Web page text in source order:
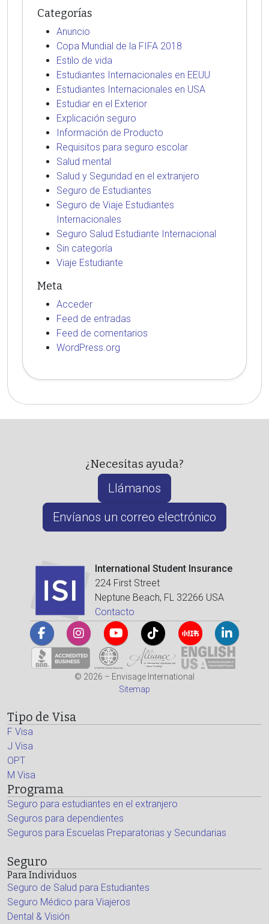
Categorías
Anuncio
Copa Mundial de la FIFA 2018
Estilo de vida
Estudiantes Internacionales en EEUU
Estudiantes Internacionales en USA
Estudiar en el Exterior
Explicación seguro
Información de Producto
Requisitos para seguro escolar
Salud mental
Salud y Seguridad en el extranjero
Seguro de Estudiantes
Seguro de Viaje Estudiantes
Internacionales
Seguro Salud Estudiante Internacional
Sin categoría
Viaje Estudiante
Meta
Acceder
Feed de entradas
Feed de comentarios
WordPress.org
¿Necesitas ayuda?
Llámanos
Envíanos un correo electrónico
International Student Insurance
224 First Street
Neptune Beach, FL 32266 USA
Contacto
© 2026 – Envisage International
Sitemap
Tipo de Visa
F Visa
J Visa
OPT
M Visa
Programa
Seguro para estudiantes en el extranjero
Seguros para dependientes
Seguros para Escuelas Preparatorias y Secundarias
Seguro
Para Individuos
Seguro de Salud para Estudiantes
Seguro Médico para Viajeros
Dental & Visión